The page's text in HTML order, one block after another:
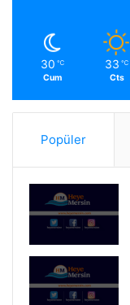
30 ℃
Cum
33 ℃
Cts
Popüler